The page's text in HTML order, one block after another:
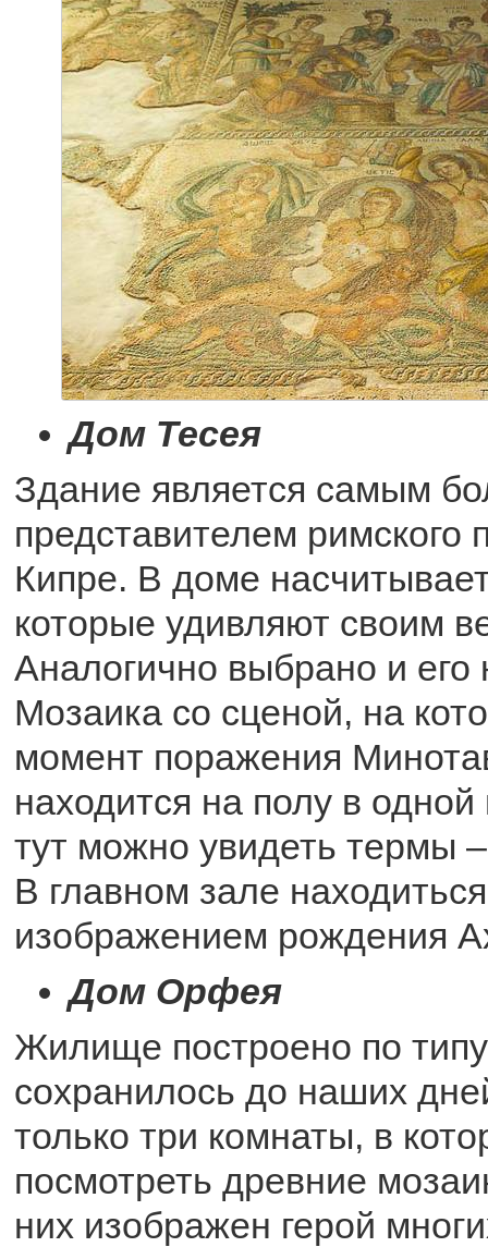
Дом Тесея
Здание является самым
представителем римского
Кипре. В доме
которые удивляют своим
Аналогично выбрано и его
Мозаика со сценой, на
момент поражения
находится на полу в одной
тут можно увидеть термы
В главном зале
изображением рождения
Дом Орфея
Жилище построено по
сохранилось до наших
только три комнаты, в
посмотреть древние
них изображен герой